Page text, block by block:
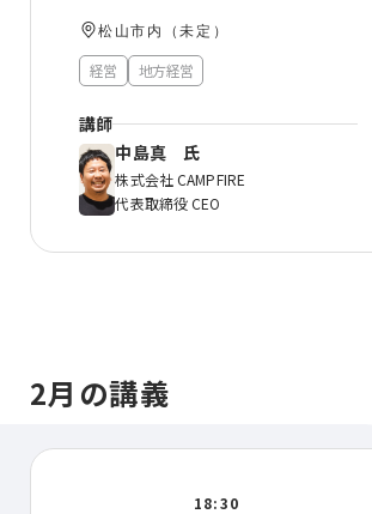
松山市内（未定）
経営 地方経営
講師
中島真 氏
株式会社 CAMPFIRE
代表取締役 CEO
2月の講義
18:30